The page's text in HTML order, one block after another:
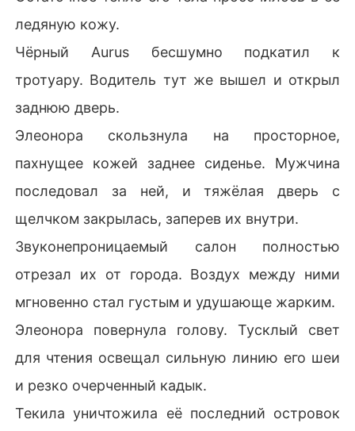
ледяную кожу.
Чёрный Aurus бесшумно подкатил к
тротуару. Водитель тут же вышел и открыл
заднюю дверь.
Элеонора скользнула на просторное,
пахнущее кожей заднее сиденье. Мужчина
последовал за ней, и тяжёлая дверь с
щелчком закрылась, заперев их внутри.
Звуконепроницаемый салон полностью
отрезал их от города. Воздух между ними
мгновенно стал густым и удушающе жарким.
Элеонора повернула голову. Тусклый свет
для чтения освещал сильную линию его шеи
и резко очерченный кадык.
Текила уничтожила её последний островок